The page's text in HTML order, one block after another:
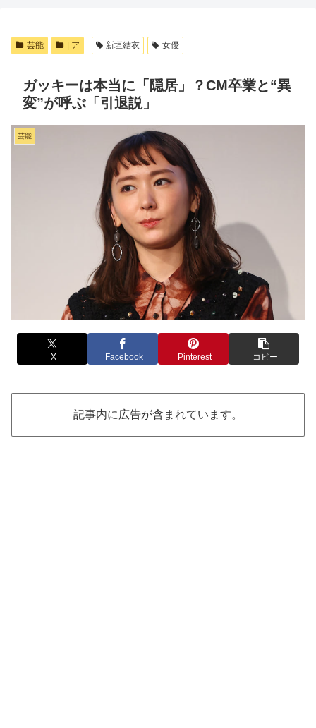
芸能 | ア 新垣結衣 女優
ガッキーは本当に「隠居」？CM卒業と“異
変”が呼ぶ「引退説」
芸能
X Facebook Pinterest コピー
記事内に広告が含まれています。